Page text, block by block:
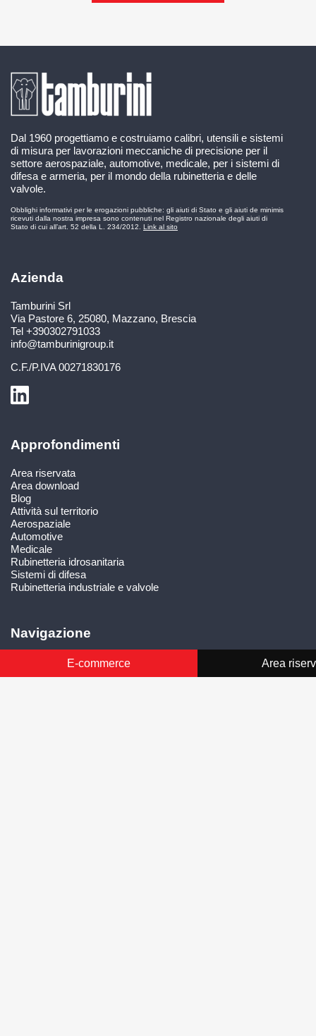
E-commerce Area
Dal 1960 progettiamo e costruiamo calibri, utensili e sistemi
di misura per lavorazioni meccaniche di precisione per il
settore aerospaziale, automotive, medicale, per i sistemi di
difesa e armeria, per il mondo della rubinetteria e delle
valvole.
Obblighi informativi per le erogazioni pubbliche: gli aiuti di Stato e gli aiuti de minimis
ricevuti dalla nostra impresa sono contenuti nel Registro nazionale degli aiuti di
Stato di cui all’art. 52 della L. 234/2012. Link al sito
Azienda
Tamburini Srl
Via Pastore 6, 25080, Mazzano, Brescia
Tel +390302791033
info@tamburinigroup.it
C.F./P.IVA00271830176
Approfondimenti
Area riservata
Area download
Blog
Attività sul territorio
Aerospaziale
Automotive
Medicale
Rubinetteria idrosanitaria
Sistemi di difesa
Rubinetteria industriale e valvole
Navigazione